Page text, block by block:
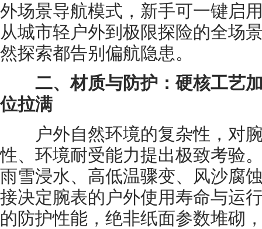
外场景导航模式，新手可一键启
从城市轻户外到极限探险的全场
然探索都告别偏航隐患。
二、材质与防护：硬核工艺加
位拉满
户外自然环境的复杂性，对腕
性、环境耐受能力提出极致考验
雨雪浸水、高低温骤变、风沙腐
接决定腕表的户外使用寿命与运
的防护性能，绝非纸面参数堆砌